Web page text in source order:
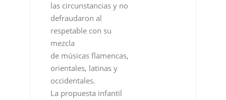
las circunstancias y no
defraudaron al
respetable con su
mezcla
de músicas flamencas,
orientales, latinas y
occidentales.
La propuesta infantil